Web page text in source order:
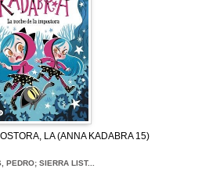
LA (ANNA KADABRA 15)
PEDRO; SIERRA LIST...